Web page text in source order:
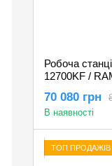
Робоча
12700KF /
70 080 грн
В наявності
ТОП ПРОДАЖІВ